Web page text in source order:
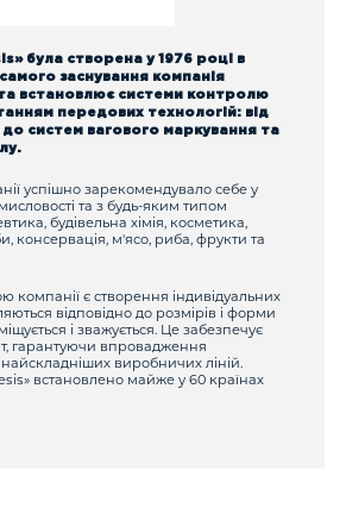
була створена у 1976 році в
заснування компанія
встановлює системи контролю
передових технологій: від
систем вагового маркування та
успішно зарекомендувало себе у
та з будь-яким типом
будівельна хімія, косметика,
консервація, м'ясо, риба, фрукти та
компанії є створення індивідуальних
відповідно до розмірів і форми
і зважується. Це забезпечує
гарантуючи впровадження
виробничих ліній.
встановлено майже у 60 країнах